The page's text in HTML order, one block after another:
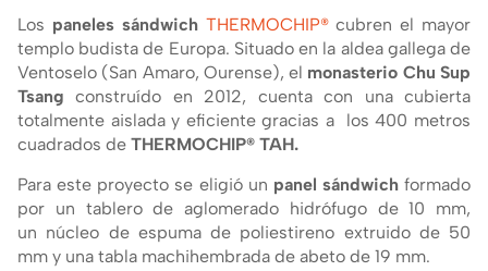
Los paneles sándwich THERMOCHIP®cubren el mayor
templo budista de Europa. Situado en la aldea gallega de
Ventoselo (San Amaro, Ourense), el monasterio Chu Sup
Tsang construí­do en 2012, cuenta con una cubierta
totalmente aislada y eficiente gracias a los 400 metros
cuadrados de THERMOCHIP® TAH.
Para este proyecto se eligió un panel sándwichformado
por un tablero de aglomerado hidrófugo de 10 mm,
un núcleo de espuma de poliestireno extruido de 50
mm y una tabla machihembrada de abeto de 19 mm.